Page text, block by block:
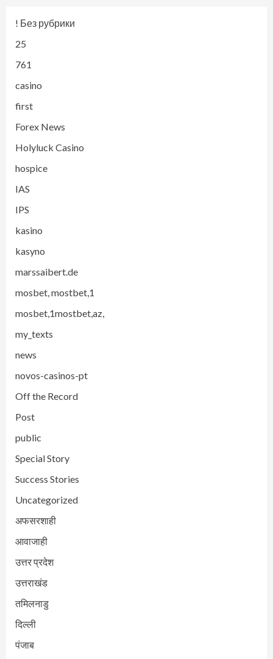
! Без рубрики
25
761
casino
first
Forex News
Holyluck Casino
hospice
IAS
IPS
kasino
kasyno
marssaibert.de
mosbet, mostbet,1
mosbet,1mostbet,az,
my_texts
news
novos-casinos-pt
Off the Record
Post
public
Special Story
Success Stories
Uncategorized
अफसरशाही
आवाजाही
उत्तर प्रदेश
उत्तराखंड
तमिलनाडु
दिल्ली
पंजाब